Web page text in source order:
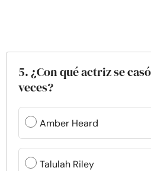
5. ¿Con qué actriz se
veces?
Amber Heard
Talulah Riley